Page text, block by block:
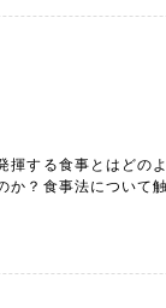
する食事とはどの
？食事法について